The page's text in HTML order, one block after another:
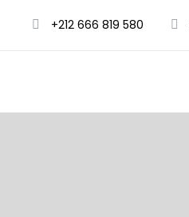
+212 666 819 580